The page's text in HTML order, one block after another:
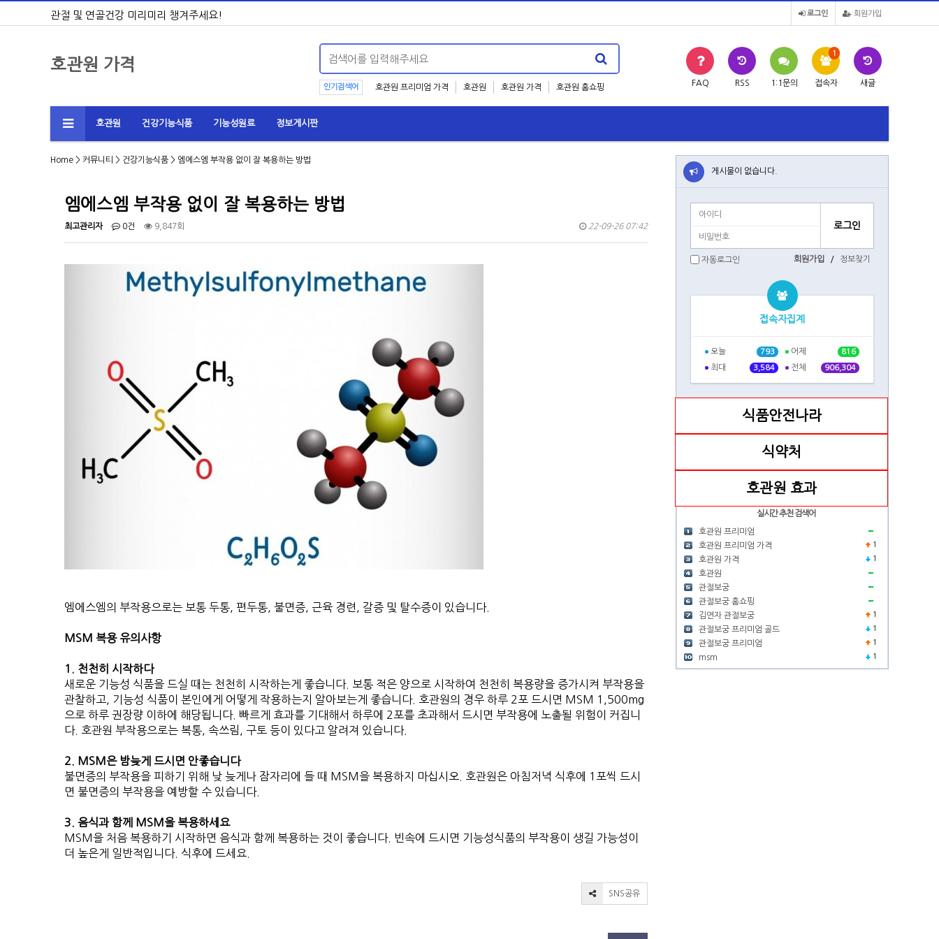
관절 및 연골건강 미리미리 챙겨주세요! 회원가입
로그인
호관원 가격
인기검색어 호관원 프리미엄 가격 호관원 호관원 가격 호관원 홈쇼핑 FAQ RSS 1:1문의 접속자
1
새글
호관원 건강기능식품 기능성원료 정보게시판
Home > 커뮤니티 > 건강기능식품 > 엠에스엠 부작용 없이 잘 복용하는 방법
엠에스엠 부작용 없이 잘 복용하는 방법
최고관리자 0건 9,847회 22-09-26 07:42
엠에스엠의 부작용으로는 보통 두통, 편두통, 불면증, 근육 경련, 갈증 및 탈수증이 있습니다.
MSM 복용 유의사항
1. 천천히 시작하다
새로운 기능성 식품을 드실 때는 천천히 시작하는게 좋습니다. 보통 적은 양으로 시작하여 천천히 복용량을 증가시켜 부작용을
관찰하고, 기능성 식품이 본인에게 어떻게 작용하는지 알아보는게 좋습니다. 호관원의 경우 하루 2포 드시면 MSM 1,500mg
으로 하루 권장량 이하에 해당됩니다. 빠르게 효과를 기대해서 하루에 2포를 초과해서 드시면 부작용에 노출될 위험이 커집니
다. 호관원 부작용으로는 복통, 속쓰림, 구토 등이 있다고 알려져 있습니다.
2. MSM은 밤늦게 드시면 안좋습니다
불면증의 부작용을 피하기 위해 낮 늦게나 잠자리에 들 때 MSM을 복용하지 마십시오. 호관원은 아침저녁 식후에 1포씩 드시
면 불면증의 부작용을 예방할 수 있습니다.
3. 음식과 함께 MSM을 복용하세요
MSM을 처음 복용하기 시작하면 음식과 함께 복용하는 것이 좋습니다. 빈속에 드시면 기능성식품의 부작용이 생길 가능성이
더 높은게 일반적입니다. 식후에 드세요.
SNS공유
게시물이 없습니다.
자동로그인 회원가입 / 정보찾기
접속자집계
오늘 793 어제 816
최대 3,584 전체 906,304
식품안전나라
식약처
호관원 효과
실시간 추천 검색어
호관원 프리미엄
호관원 프리미엄 가격
1
호관원 가격 1
호관원
관절보궁
관절보궁 홈쇼핑
김연자 관절보궁
1
관절보궁 프리미엄 골드 1
관절보궁 프리미엄 1
msm 1